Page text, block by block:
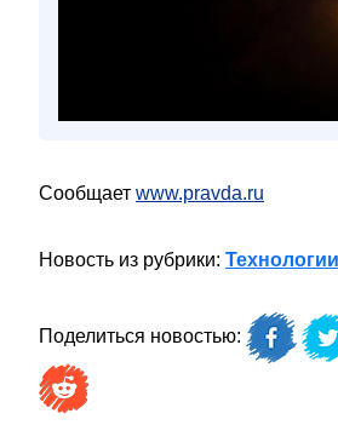
Сообщает www.pravda.ru
Новость из рубрики:
Поделиться новостью: